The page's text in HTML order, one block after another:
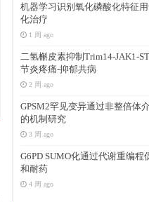
机器学习识别氧化磷酸化特征
化治疗
1 周 ago
二氢槲皮素抑制Trim14-JAK1-
节炎疼痛-抑郁共病
2 周 ago
GPSM2罕见变异通过非整倍体
的机制研究
3 周 ago
G6PD SUMO化通过代谢重编
和耐药
4 周 ago